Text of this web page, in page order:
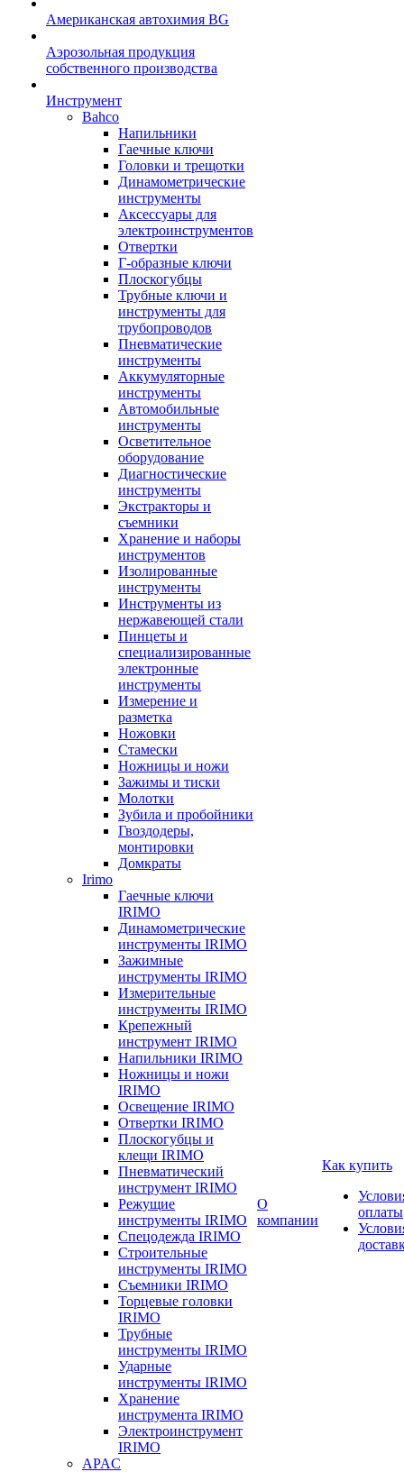
Американская автохимия BG
Аэрозольная продукция
собственного производства
Инструмент
Bahco
Напильники
Гаечные ключи
Головки и трещотки
Динамометрические
инструменты
Аксессуары для
электроинструментов
Отвертки
Г-образные ключи
Плоскогубцы
Трубные ключи и
инструменты для
трубопроводов
Пневматические
инструменты
Аккумуляторные
инструменты
Автомобильные
инструменты
Осветительное
оборудование
Диагностические
инструменты
Экстракторы и
съемники
Хранение и наборы
инструментов
Изолированные
инструменты
Инструменты из
нержавеющей стали
Пинцеты и
специализированные
электронные
инструменты
Измерение и
разметка
Ножовки
Стамески
Ножницы и ножи
Зажимы и тиски
Молотки
Зубила и пробойники
Гвоздодеры,
монтировки
Домкраты
Irimo
Гаечные ключи
IRIMO
Динамометрические
инструменты IRIMO
Зажимные
инструменты IRIMO
Измерительные
инструменты IRIMO
Крепежный
инструмент IRIMO
Напильники IRIMO
Ножницы и ножи
IRIMO
Освещение IRIMO
Отвертки IRIMO
Плоскогубцы и
клещи IRIMO
Пневматический
инструмент IRIMO
Режущие
инструменты IRIMO
Спецодежда IRIMO
Строительные
инструменты IRIMO
Съемники IRIMO
Торцевые головки
IRIMO
Трубные
инструменты IRIMO
Ударные
инструменты IRIMO
Хранение
инструмента IRIMO
Электроинструмент
IRIMO
APAC
О
компании
Как купить
оплаты